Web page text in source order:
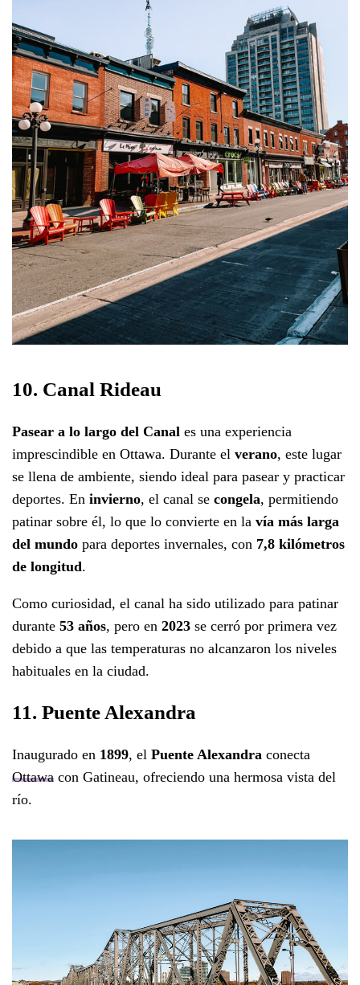
10. Canal Rideau
Pasear a lo largo del Canal es una experiencia
imprescindible en Ottawa. Durante el verano, este lugar
se llena de ambiente, siendo ideal para pasear y practicar
deportes. En invierno, el canal se congela, permitiendo
patinar sobre él, lo que lo convierte en la vía más larga
del mundo para deportes invernales, con 7,8 kilómetros
de longitud.
Como curiosidad, el canal ha sido utilizado para patinar
durante 53 años, pero en 2023 se cerró por primera vez
debido a que las temperaturas no alcanzaron los niveles
habituales en la ciudad.
11. Puente Alexandra
Inaugurado en 1899, el Puente Alexandra conecta
Ottawa con Gatineau, ofreciendo una hermosa vista del
río.